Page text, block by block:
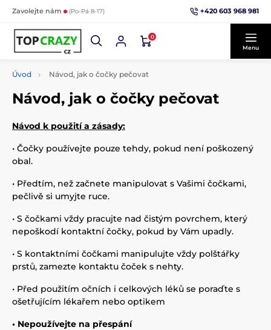
Zavolejte nám (Po-Pá 8-17) +420 603 968 981
0
Menu
Úvod Návod, jak o čočky pečovat
Návod, jak o čočky pečovat
Návod k použití a zásady:
• Čočky používejte pouze tehdy, pokud není poškozený
obal.
• Předtím, než začnete manipulovat s Vašimi čočkami,
pečlivě si umyjte ruce.
• S čočkami vždy pracujte nad čistým povrchem, který
nepoškodí kontaktní čočky, pokud by Vám upadly.
• S kontaktními čočkami manipulujte vždy polštářky
prstů, zamezte kontaktu čoček s nehty.
• Před použitím očních i celkových léků se poraďte s
ošetřujícím lékařem nebo optikem
• Nepoužívejte na přespání